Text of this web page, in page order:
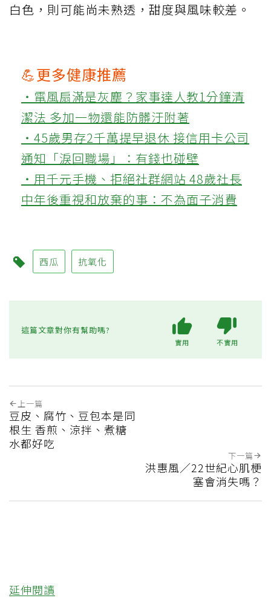
白色，則可能尚未熟透，甜度與風味較差。
💪更多健康推薦
‧電風扇滿是灰塵？家事達人教1分鐘清
潔法 多加一物還能防髒汙附著
‧45歲男存2千萬提早退休 接信用卡公司
通知「淚回職場」：有錢也碰壁
‧用千元手機、拒絕社群網站 48歲社長
中年後重視和放棄的事：不為面子消費
西瓜 抗氧化
這篇文章對你有幫助嗎?
實用 不實用
上一篇
豆皮、腐竹、豆包本是同
根生 香煎、涼拌、煮糖
水都好吃
下一篇
洪惠風／22世紀心肌梗
塞會消失嗎？
延伸閱讀